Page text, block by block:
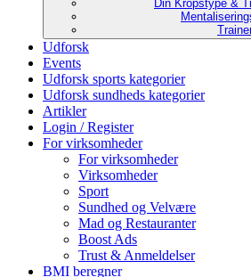
Din Kropstype &
Udforsk
Events
Udforsk sports kategorier
Udforsk sundheds kategorier
Artikler
Login / Register
For virksomheder
For virksomheder
Virksomheder
Sport
Sundhed og Velvære
Mad og Restauranter
Boost Ads
Trust & Anmeldelser
BMI beregner